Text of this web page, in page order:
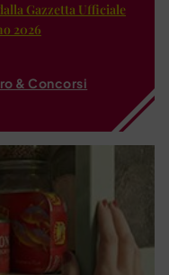
Gazzetta Ufficiale
2026
& Concorsi